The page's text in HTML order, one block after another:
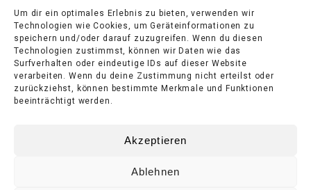
Um dir ein optimales Erlebnis zu bieten, verwenden wir
Technologien wie Cookies, um Geräteinformationen zu
speichern und/oder darauf zuzugreifen. Wenn du diesen
Technologien zustimmst, können wir Daten wie das
Surfverhalten oder eindeutige IDs auf dieser Website
verarbeiten. Wenn du deine Zustimmung nicht erteilst oder
zurückziehst, können bestimmte Merkmale und Funktionen
beeinträchtigt werden.
Akzeptieren
Ablehnen
September 7, 2020
McLaren F1 the legend, McLaren P1
the hybrid madness – can you top
that?
© KUSSMAUL 2025